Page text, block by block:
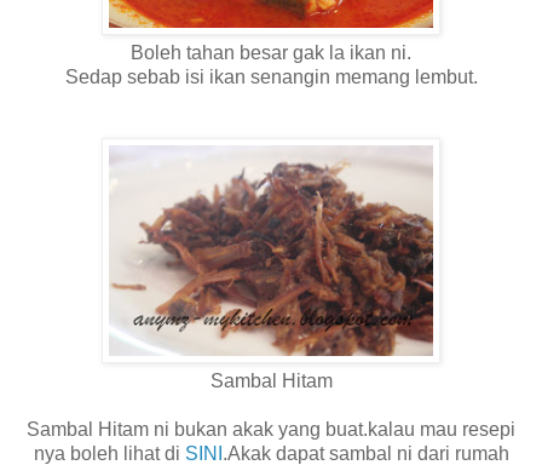
Boleh tahan besar gak la ikan ni.
Sedap sebab isi ikan senangin memang lembut.
Sambal Hitam
Sambal Hitam ni bukan akak yang buat.kalau mau resepi
nya boleh lihat di SINI .Akak dapat sambal ni dari rumah